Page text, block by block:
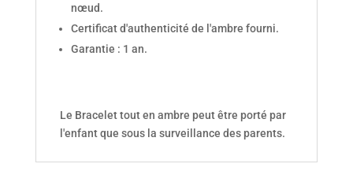
nœud.
Certificat d'authenticité de l'ambre fourni.
Garantie : 1 an.
Le Bracelet tout en ambre peut être porté par
l'enfant que sous la surveillance des parents.